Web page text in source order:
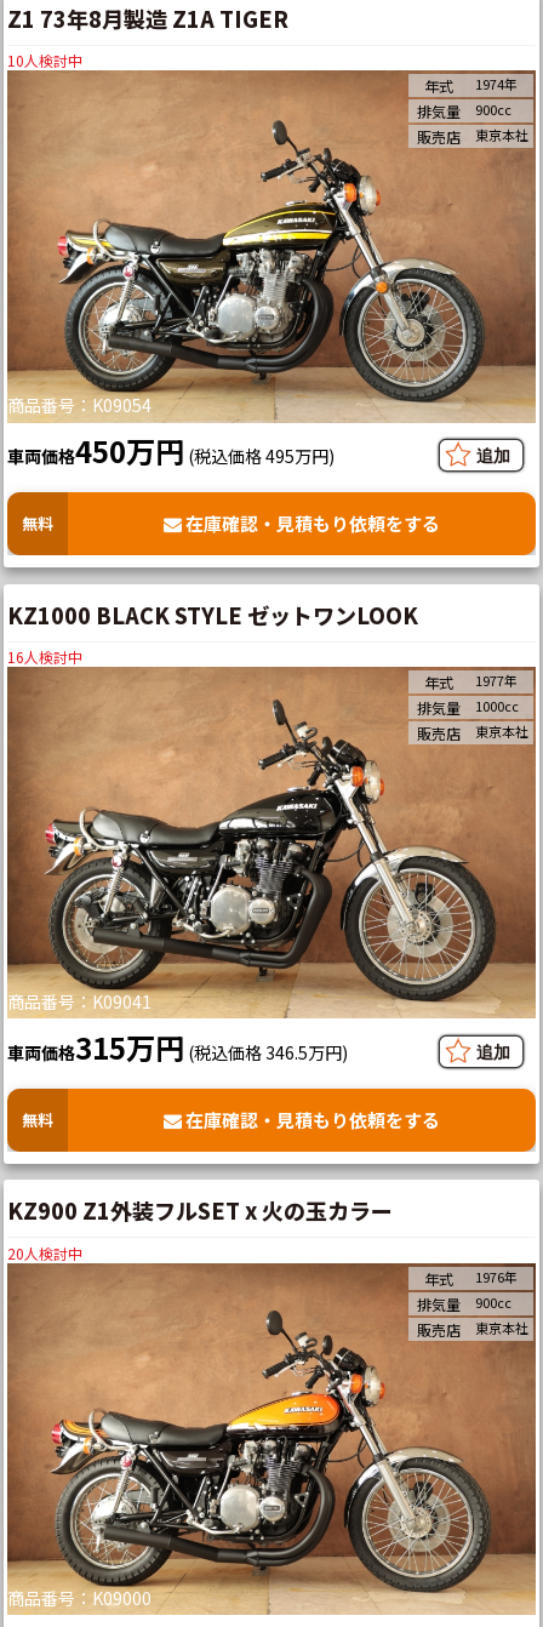
Z1 73年8月製造 Z1A TIGER
10人検討中
商品番号：K09054
年式 1974年
排気量 900cc
販売店 東京本社
車両価格450万円 (税込価格 495万円)
無料 在庫確認・見積もり依頼をする
KZ1000 BLACK STYLE ゼットワンLOOK
16人検討中
商品番号：K09041
年式 1977年
排気量 1000cc
販売店 東京本社
車両価格315万円 (税込価格 346.5万円)
無料 在庫確認・見積もり依頼をする
KZ900 Z1外装フルSET x 火の玉カラー
20人検討中
商品番号：K09000
年式 1976年
排気量 900cc
販売店 東京本社